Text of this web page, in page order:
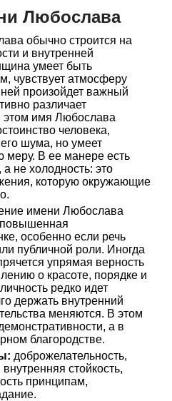
Любослава
обычно строится на
и внутренней
умеет быть
чувствует атмосферу
произойдет важный
различает
этом имя Любослава
человека,
шума, но умеет
меру. В ее манере есть
не холодность: это
которую окружающие
имени Любослава
повышенная
особенно если речь
публичной роли. Иногда
упрямая верность
о красоте, порядке и
редко идет
держать внутренний
меняются. В этом
а в
благородстве.
доброжелательность,
стойкость,
принципам,